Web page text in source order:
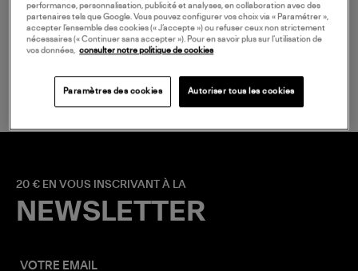
LIVRAISON GRATUITE
20 € EN VOUS INSCRIVANT À LA
NEWSLETTER
performance, personnalisation, publicité et analyses, en collaboration avec des
partenaires tels que Google. Vous pouvez configurer vos choix via « Paramétrer »,
accepter l’ensemble des cookies (« J’accepte ») ou refuser ceux non strictement
nécessaires (« Continuer sans accepter »). Pour en savoir plus sur l’utilisation de
vos données, consulter notre politique de cookies
Paramètres des cookies Autoriser tous les cookies